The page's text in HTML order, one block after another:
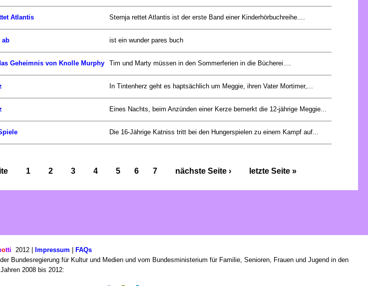
Atlantis Sternja rettet Atlantis ist der erste Band einer Kinderhörbuchreihe....
ab ist ein wunder pares buch
Geheimnis von Knolle Murphy Tim und Marty müssen in den Sommerferien in die Bücherei....
In Tintenherz geht es haptsächlich um Meggie, ihren Vater Mortimer,...
Eines Nachts, beim Anzünden einer Kerze bemerkt die 12-jährige Meggie...
Die 16-Jährige Katniss tritt bei den Hungerspielen zu einem Kampf auf...
1 2 3 4 5 6 7 nächste Seite › letzte Seite »
otti 2012 | Impressum | FAQs
Bundesregierung für Kultur und Medien und vom Bundesministerium für Familie, Senioren, Frauen und Jugend in den
Jahren 2008 bis 2012: